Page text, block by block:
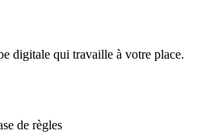
digitale qui travaille à votre place.
de règles